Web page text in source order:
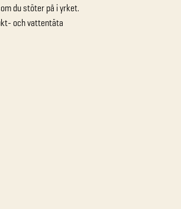
du stöter på i yrket.
och vattentäta